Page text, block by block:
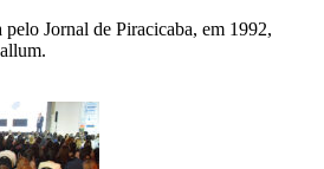
pelo Jornal de Piracicaba, em 1992,